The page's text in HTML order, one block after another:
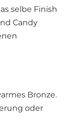
selbe Finish
Candy
Bronze.
oder